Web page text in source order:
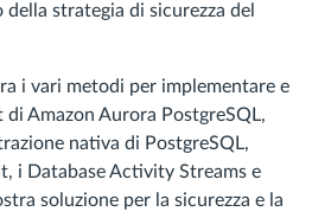
strategia di sicurezza del
i vari metodi per implementare e
Amazon Aurora PostgreSQL,
nativa di PostgreSQL,
i Database Activity Streams e
soluzione per la sicurezza e la